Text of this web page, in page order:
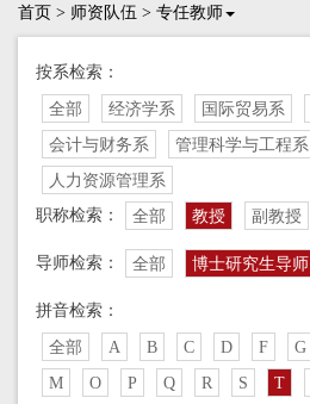
首页 > 师资队伍 > 专任教师
按系检索：
全部 经济学系 国际贸易系
会计与财务系
管理科学与工程系
人力资源管理系
职称检索：
全部 教授 副教授
导师检索： 全部 博士研究生导师
拼音检索：
全部 A B C D F G
M
O P Q R S T